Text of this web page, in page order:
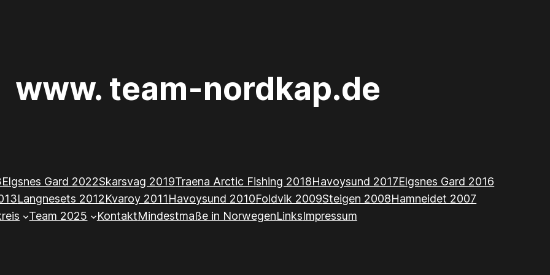
www. team-nordkap.de
Elgsnes Gard 2022Skarsvag 2019Traena Arctic Fishing 2018Havoysund 2017Elgsnes Gard 2016
Langnesets 2012Kvaroy 2011Havoysund 2010Foldvik 2009Steigen 2008Hamneidet 2007
Team 2025 KontaktMindestmaße in NorwegenLinksImpressum